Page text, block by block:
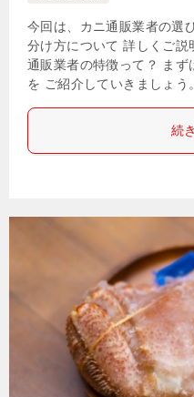
今回は、カニ通販業者の選
分け方について 詳しくご
通販業者の特徴って？ ま
を ご紹介していきましょ
続